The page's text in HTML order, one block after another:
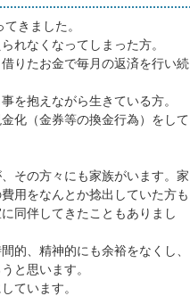
きました。
れなくなってしまった方。
りたお金で毎月の返済を行い続
を抱えながら生きている方。
化（金券等の換金行為）をして
その方々にも家族がいます。家
用をなんとか捻出していた方も
同伴してきたこともありまし
的、精神的にも余裕をなくし、
と思います。
ています。